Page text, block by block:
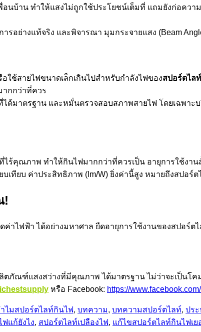
บ้าน ทำให้แสงไม่ถูกใช้ประโยชน์เต็มที่ แถมยังก่อควา
อย่างแท้จริง และพิจารณา มุมกระจายแสง (Beam
ใช้สายไฟขนาดเล็กเกินไปสำหรับกำลังไฟของสปอร์ตไลท์
ากกว่าที่ควร
มาตรฐาน และหมั่นตรวจสอบสภาพสายไฟ โดยเฉพาะ
ไร้คุณภาพ ทำให้กินไฟมากกว่าที่ควรเป็น อายุการใช้งา
เทียบ ค่าประสิทธิภาพ (lm/W) ยิ่งค่านี้สูง หมายถึงสปอร์
!
ค่าไฟฟ้า ได้อย่างมหาศาล ยืดอายุการใช้งานของสปอร์
ตภัณฑ์แสงสว่างที่มีคุณภาพ ได้มาตรฐาน ไม่ว่าจะเป็นโค
หรือ Facebook: https://
ไมสปอร์ตไลท์กินไฟ, บทความ, บทความสปอร์ตไลท์, ปร
แก้ยังไง, สปอร์ตไลท์เปลืองไฟ, แก้ไขสปอร์ตไลท์กินไฟเย